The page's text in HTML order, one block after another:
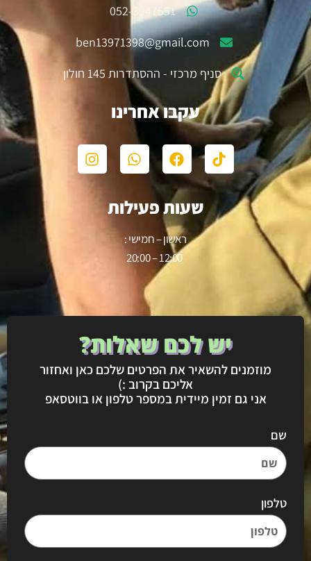
יש לכם שאלות?
מוזמנים להשאיר את הפרטים שלכם כאן ואחזור
אליכם בקרוב :)
אני גם זמין מיידית במספר טלפון או בווטסאפ
שם
טלפון
052-3947551
ben13971398@gmail.com
סניף מרכזי - ההסתדרות 145 חולון
עקבו אחרינו
שעות פעילות
ראשון – חמישי :
12:00 – 20:00